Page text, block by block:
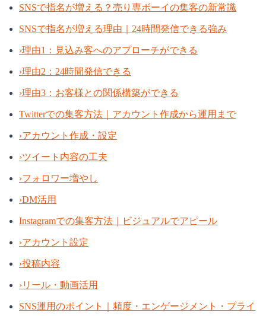
SNSで指名が増える？売り専ボーイの集客の新常識
SNSで指名が増える理由｜24時間発信できる強み
›理由1：見込み客へのアプローチができる
›理由2：24時間発信できる
›理由3：お客様との関係構築ができる
Twitterでの集客方法｜アカウント作成から運用まで
›アカウント作成・設定
›ツイート内容の工夫
›フォロワー増やし
›DM活用
Instagramでの集客方法｜ビジュアルでアピール
›アカウント設定
›投稿内容
›リール・動画活用
SNS運用のポイント｜頻度・エンゲージメント・プライ